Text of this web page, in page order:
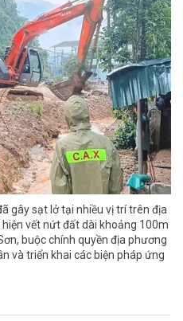
gây sạt lở tại nhiều vị trí trên địa
vết nứt đất dài khoảng 100m
buộc chính quyền địa phương
và triển khai các biện pháp ứng